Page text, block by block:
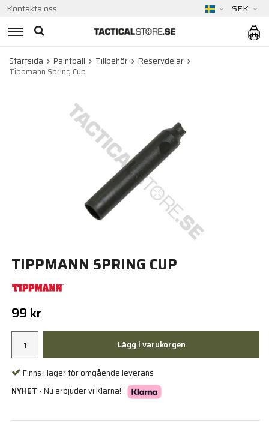
Kontakta oss SEK
Startsida Paintball Tillbehör
Reservdelar
Tippmann Spring Cup
TIPPMANN SPRING CUP
99 kr
Lägg i varukorgen
Finns i lager för omgående leverans
NYHET - Nu erbjuder vi Klarna!